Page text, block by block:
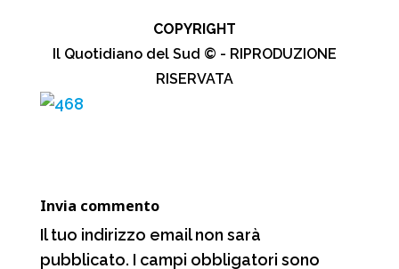
b
n
COPYRIGHT
Il Quotidiano del Sud © - RIPRODUZIONE
RISERVATA
Invia commento
Il tuo indirizzo email non sarà
pubblicato. I campi obbligatori sono